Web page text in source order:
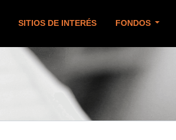
SITIOS DE INTERÉS FONDOS